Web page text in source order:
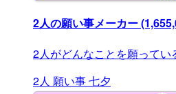
2人の願い事メーカー
2人がどんなことを願ってい
2人 願い事七夕